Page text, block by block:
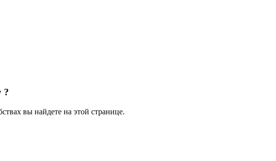
?
вы найдете на этой странице.